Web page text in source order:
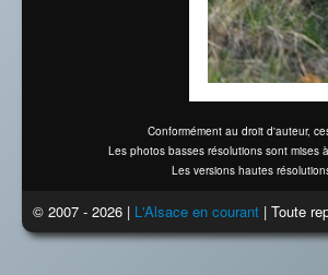
Conformément au droit d'auteur,
Les photos basses résolutions sont mises
Les versions hautes
© 2007 - 2026 | L'Alsace en courant | Toute